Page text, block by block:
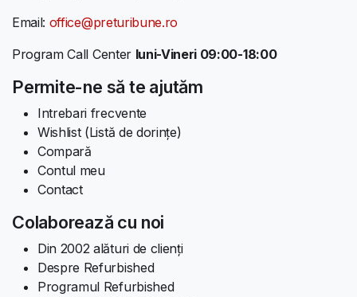
Email: office@preturibune.ro
Program Call Center luni-Vineri 09:00-18:00
Permite-ne să te ajutăm
Intrebari frecvente
Wishlist (Listă de dorințe)
Compară
Contul meu
Contact
Colaborează cu noi
Din 2002 alături de clienți
Despre Refurbished
Programul Refurbished